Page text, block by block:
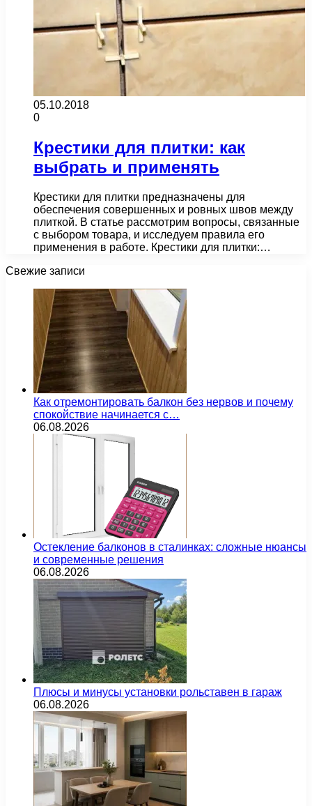
05.10.2018
0
Крестики для плитки: как
выбрать и применять
Крестики для плитки предназначены для
обеспечения совершенных и ровных швов между
плиткой. В статье рассмотрим вопросы, связанные
с выбором товара, и исследуем правила его
применения в работе. Крестики для плитки:…
Свежие записи
Как отремонтировать балкон без нервов и почему
спокойствие начинается с…
06.08.2026
Остекление балконов в сталинках: сложные нюансы
и современные решения
06.08.2026
Плюсы и минусы установки рольставен в гараж
06.08.2026